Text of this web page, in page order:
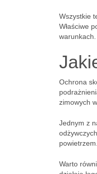
Wszystkie
Właściwe
warunkach.
Ochrona
zimowych
Jednym z
powietrzem.
Warto